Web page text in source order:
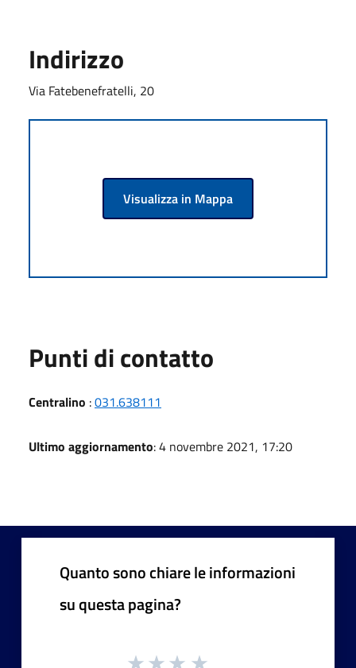
Indirizzo
Via Fatebenefratelli, 20
Visualizza in Mappa
Punti di contatto
Centralino :031.638111
Ultimo aggiornamento: 4 novembre 2021, 17:20
Quanto sono chiare le informazioni
su questa pagina?